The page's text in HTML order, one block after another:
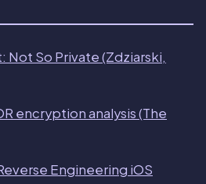
Not So Private (Zdziarski,
encryption analysis (The
Engineering iOS